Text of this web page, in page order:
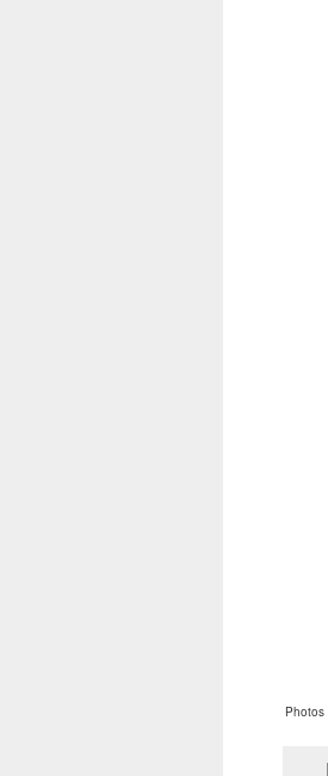
Photos